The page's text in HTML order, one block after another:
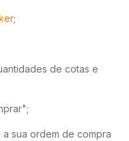
;
de cotas e
sua ordem de compra